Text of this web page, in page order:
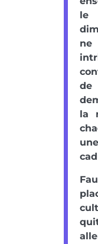
le
ne
de
la